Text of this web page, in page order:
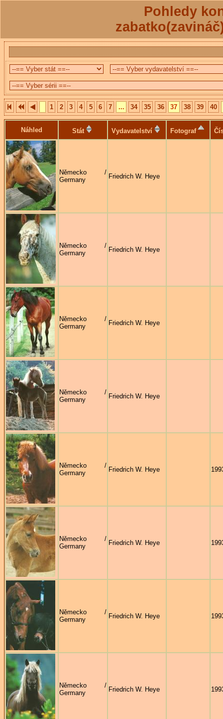
Pohledy
1 2 3 4 5 6 7 ... 34 35 36 37 38 39 40
Náhled Stát Vydavatelství Fotograf
Německo /
Germany
Friedrich W. Heye
Německo /
Germany
Friedrich W. Heye
Německo /
Germany
Friedrich W. Heye
Německo /
Germany
Friedrich W. Heye
Německo /
Germany
Friedrich W. Heye
Německo /
Germany
Friedrich W. Heye
Německo /
Germany
Friedrich W. Heye
Německo /
Germany
Friedrich W. Heye